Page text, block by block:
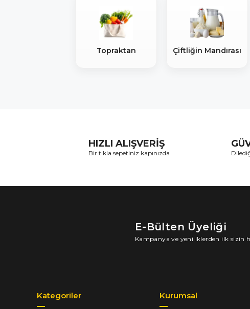
Topraktan Çiftliğin Mandırası
HIZLI ALIŞVERİŞ
Bir tıkla sepetiniz kapınızda
E-Bülten Üyeliği
Kampanya ve yeniliklerden ilk sizin
Kategoriler Kurumsal